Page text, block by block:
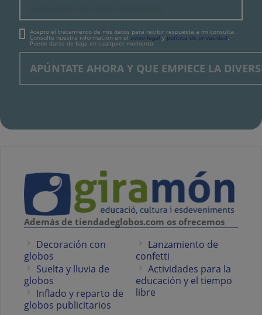
Acepto el tratamiento de mis datos para recibir respuesta a mi consulta.
Consulte nuestra información en el aviso legal y política de privacidad.
Puede darse de baja en cualquier momento.
Además de tiendadeglobos.com os ofrecemos
Decoración con
globos
Suelta y lluvia de
globos
Inflado y reparto de
globos publicitarios
Lanzamiento de
confetti
Actividades para la
educación y el tiempo
libre